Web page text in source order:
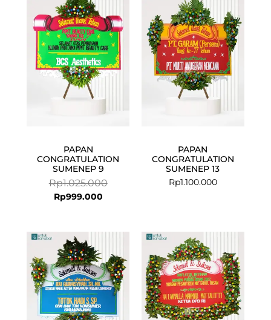
PAPAN
CONGRATULATION
SUMENEP 9
Rp1.025.000
was:
Rp1.025.000.
Rp999.000
is:
Rp999.000.
PAPAN
CONGRATULATION
SUMENEP 13
Rp1.100.000